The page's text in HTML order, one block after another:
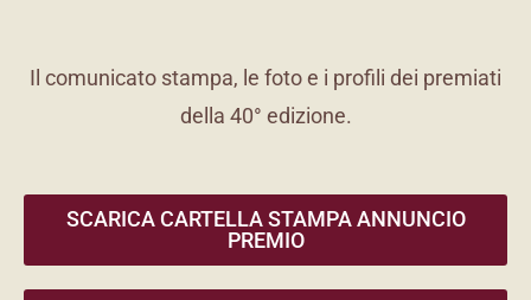
Il comunicato stampa, le foto e i profili dei premiati
della 40° edizione.
SCARICA CARTELLA STAMPA ANNUNCIO
PREMIO